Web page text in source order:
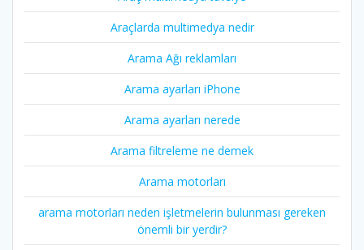
Araçlarda multimedya nedir
Arama Ağı reklamları
Arama ayarları iPhone
Arama ayarları nerede
Arama filtreleme ne demek
Arama motorları
arama motorları neden işletmelerin bulunması gereken
önemli bir yerdir?